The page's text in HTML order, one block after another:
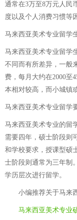
通常在3万至8万元人民
度以及个人消费习惯等
马来西亚美术专业留学
马来西亚美术专业留学
不同而有所差异，一般
费，每月大约在2000至
本相对较高，而小城镇
马来西亚美术专业留学
马来西亚美术专业的留
需要四年，硕士阶段则
和学校要求，授课型硕
士阶段则通常为三年制
学历层次进行留学。
小编推荐关于马来
马来西亚美术专业